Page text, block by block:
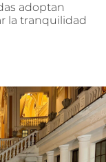
adoptan
la tranquilidad